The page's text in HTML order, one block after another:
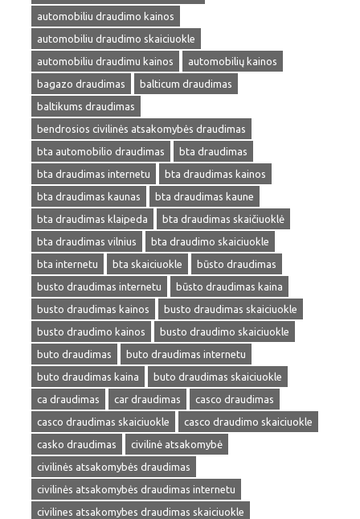
automobiliu draudimo kainos
automobiliu draudimo skaiciuokle
automobiliu draudimu kainos
automobilių kainos
bagazo draudimas
balticum draudimas
baltikums draudimas
bendrosios civilinės atsakomybės draudimas
bta automobilio draudimas
bta draudimas
bta draudimas internetu
bta draudimas kainos
bta draudimas kaunas
bta draudimas kaune
bta draudimas klaipeda
bta draudimas skaičiuoklė
bta draudimas vilnius
bta draudimo skaiciuokle
bta internetu
bta skaiciuokle
būsto draudimas
busto draudimas internetu
būsto draudimas kaina
busto draudimas kainos
busto draudimas skaiciuokle
busto draudimo kainos
busto draudimo skaiciuokle
buto draudimas
buto draudimas internetu
buto draudimas kaina
buto draudimas skaiciuokle
ca draudimas
car draudimas
casco draudimas
casco draudimas skaiciuokle
casco draudimo skaiciuokle
casko draudimas
civilinė atsakomybė
civilinės atsakomybės draudimas
civilinės atsakomybės draudimas internetu
civilines atsakomybes draudimas skaiciuokle